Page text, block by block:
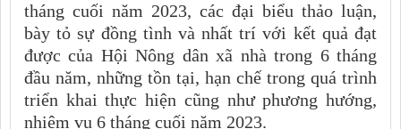
tháng cuối năm 2023, các đại biểu thảo luận,
bày tỏ sự đồng tình và nhất trí với kết quả đạt
được của Hội Nông dân xã nhà trong 6 tháng
đầu năm, những tồn tại, hạn chế trong quá trình
triển khai thực hiện cũng như phương hướng,
nhiệm vụ 6 tháng cuối năm 2023.